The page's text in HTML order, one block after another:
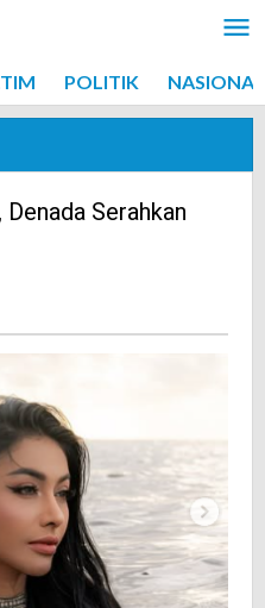
POLITIK NASIONAL
Serahkan